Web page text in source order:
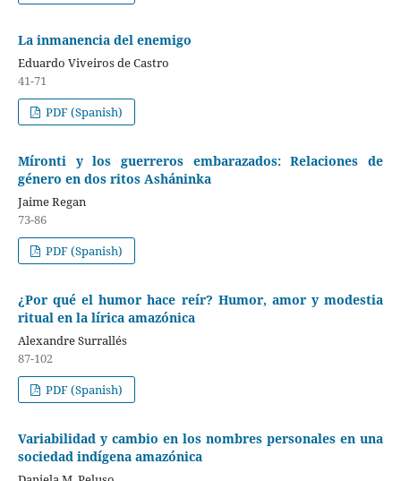
La inmanencia del enemigo
Eduardo Viveiros de Castro
41-71
PDF (Spanish)
Míronti y los guerreros embarazados: Relaciones de
género en dos ritos Asháninka
Jaime Regan
73-86
PDF (Spanish)
¿Por qué el humor hace reír? Humor, amor y modestia
ritual en la lírica amazónica
Alexandre Surrallés
87-102
PDF (Spanish)
Variabilidad y cambio en los nombres personales en una
sociedad indígena amazónica